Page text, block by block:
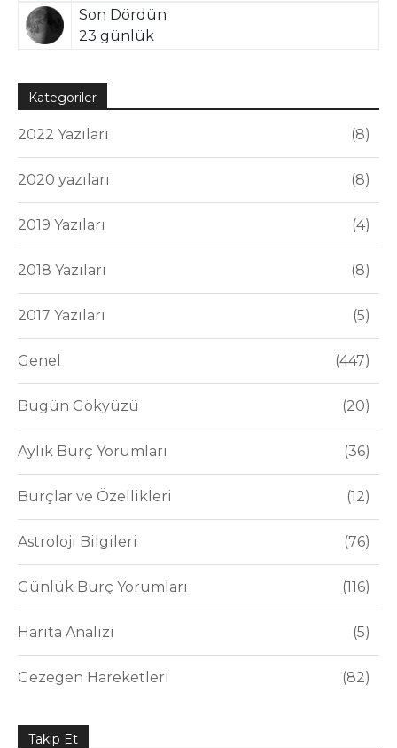
Son Dördün
23 günlük
Kategoriler
2022 Yazıları 8
2020 yazıları 8
2019 Yazıları 4
2018 Yazıları 8
2017 Yazıları 5
Genel 447
Bugün Gökyüzü 20
Aylık Burç Yorumları 36
Burçlar ve Özellikleri 12
Astroloji Bilgileri 76
Günlük Burç Yorumları 116
Harita Analizi 5
Gezegen Hareketleri 82
Takip Et